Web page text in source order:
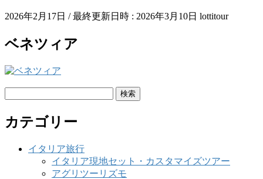
2026年2月17日 / 最終更新日時 : 2026年3月10日 lottitour
ベネツィア
カテゴリー
イタリア旅行
イタリア現地セット・カスタマイズツアー
アグリツーリズモ